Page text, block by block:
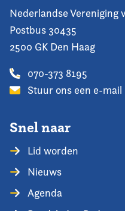
Nederlandse Vereniging
Postbus 30435
2500 GK Den Haag
070-373 8195
Stuur ons een e-mail
Snel naar
Lid worden
Nieuws
Agenda